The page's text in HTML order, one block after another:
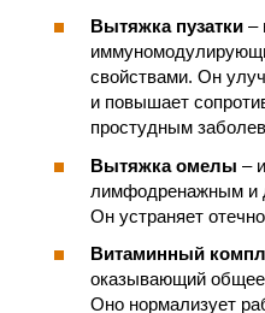
Вытяжка пузатки –
свойствами. Он
и повышает
простудным
Вытяжка омелы –
лимфодренажным и
Он устраняет
Витаминный
оказывающий
Оно нормализует